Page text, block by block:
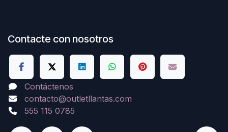
Contacte con nosotros
Contáctenos
contacto@outletllantas.com
555 115 0785